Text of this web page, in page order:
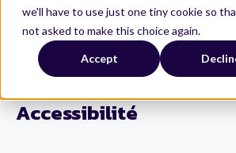
we'll have to use just one tiny cookie so
not asked to make this choice again.
Accept
Accessibilité